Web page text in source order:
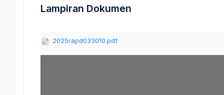
Lampiran Dokumen
2025rapd033010.pdf